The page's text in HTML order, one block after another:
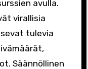
avulla.
virallisia
tulevia
Säännöllinen